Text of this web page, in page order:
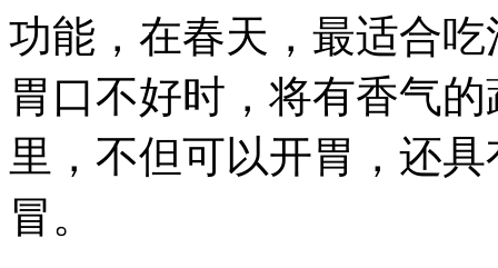
功能，在春天，最适合
胃口不好时，将有香气
里，不但可以开胃，还
冒。